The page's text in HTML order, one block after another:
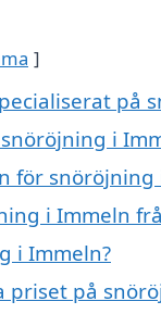
på
i
för snöröjning
i Immeln
i Immeln?
på